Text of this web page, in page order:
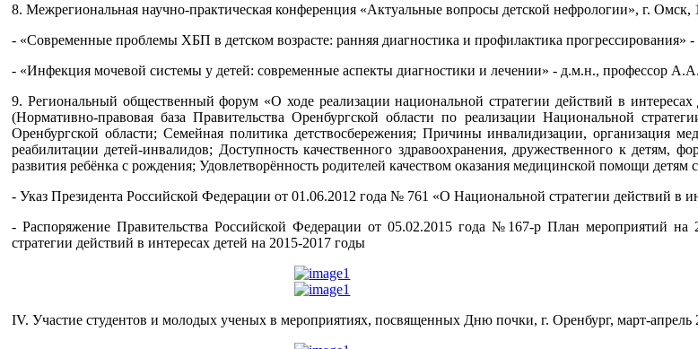
8. Межрегиональная научно-практическая конференция «Актуальные вопросы детской нефрологии», г. Омск,
- «Современные проблемы ХБП в детском возрасте: ранняя диагностика и профилактика
- «Инфекция мочевой системы у детей: современные аспекты диагностики и лечении» - д.м.н., профессор
9. Региональный общественный форум «О ходе реализации национальной стратегии действий в
(Нормативно-правовая база Правительства Оренбургской области по реализации Национальной
Оренбургской области; Семейная политика детствосбережения; Причины инвалидизации, организация
реабилитации детей-инвалидов; Доступность качественного здравоохранения, дружественного к детям,
развития ребёнка с рождения; Удовлетворённость родителей качеством оказания медицинской помощи детям
- Указ Президента Российской Федерации от 01.06.2012 года № 761 «О Национальной стратегии действий в
- Распоряжение Правительства Российской Федерации от 05.02.2015 года №167-р План мероприятий
стратегии действий в интересах детей на 2015-2017 годы
IV. Участие студентов и молодых ученых в мероприятиях, посвященных Дню почки, г. Оренбург, март-